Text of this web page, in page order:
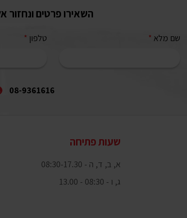
השאירו פרטים ונחזור
שם מלא * טלפון *
08-9361616
שעות פתיחה
א, ב, ד, ה - 08:30-17.30
ג, ו - 08:30 - 13.00